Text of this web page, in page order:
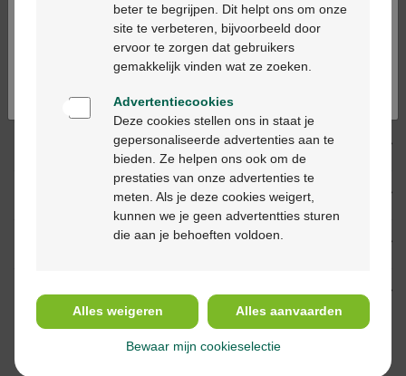
Description du produit
Description
Ingrédients
Ga verder in het nederlands
Continuez en français
beter te begrijpen. Dit helpt ons om onze
site te verbeteren, bijvoorbeeld door
ervoor te zorgen dat gebruikers
gemakkelijk vinden wat ze zoeken.
Advertentiecookies
Deze cookies stellen ons in staat je
gepersonaliseerde advertenties aan te
bieden. Ze helpen ons ook om de
prestaties van onze advertenties te
meten. Als je deze cookies weigert,
kunnen we je geen advertentties sturen
die aan je behoeften voldoen.
Alles weigeren Alles aanvaarden
Bewaar mijn cookieselectie